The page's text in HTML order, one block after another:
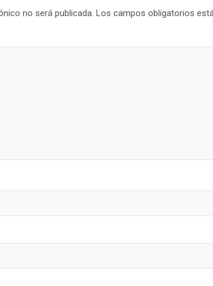
no será publicada. Los campos obligatorios